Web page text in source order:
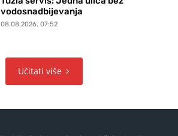
vodosnadbijevanja
08.08.2026. 07:52
Učitati više